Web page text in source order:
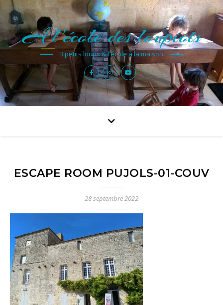
A l'école des loupiots
3 petits loups & l'école à la maison
ESCAPE ROOM PUJOLS-01-COUV
28 septembre 2022